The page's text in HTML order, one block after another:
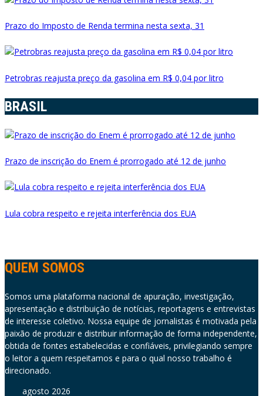
Prazo do Imposto de Renda termina nesta sexta, 31
Petrobras reajusta preço da gasolina em R$ 0,04 por litro
BRASIL
Prazo de inscrição do Enem é prorrogado até 12 de junho
Lula cobra respeito e rejeita interferência dos EUA
QUEM SOMOS
Somos uma plataforma nacional de apuração, investigação,
apresentação e distribuição de notícias, reportagens e entrevistas
de interesse coletivo. Nossa equipe de jornalistas é motivada pela
paixão de produzir e distribuir informação de forma independente,
obtida de fontes estabelecidas e confiáveis, privilegiando sempre
o leitor a quem respeitamos e para o qual nosso trabalho é
direcionado.
agosto 2026